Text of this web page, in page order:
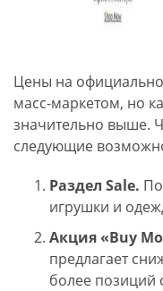
Цены на
масс-маркетом, но
значительно выше.
следующие
Раздел Sale.
игрушки и
Акция«Buy
предлагает
более позиций